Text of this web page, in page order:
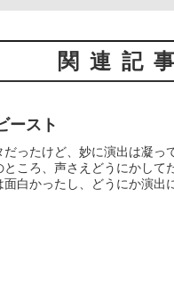
関連記事
ースト
だったけど、妙に演出は凝
ころ、声さえどうにかし
面白かったし、どうにか演出